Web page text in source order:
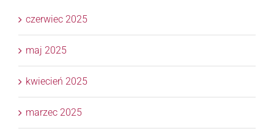
czerwiec 2025
maj 2025
kwiecień 2025
marzec 2025